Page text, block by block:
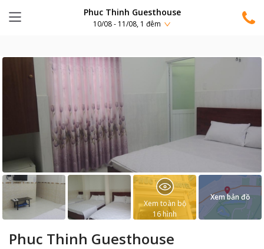
Phuc Thinh Guesthouse
10/08 - 11/08, 1 đêm
Phuc Thinh Guesthouse
Xem toàn bộ
16 hình
Xem bản đồ